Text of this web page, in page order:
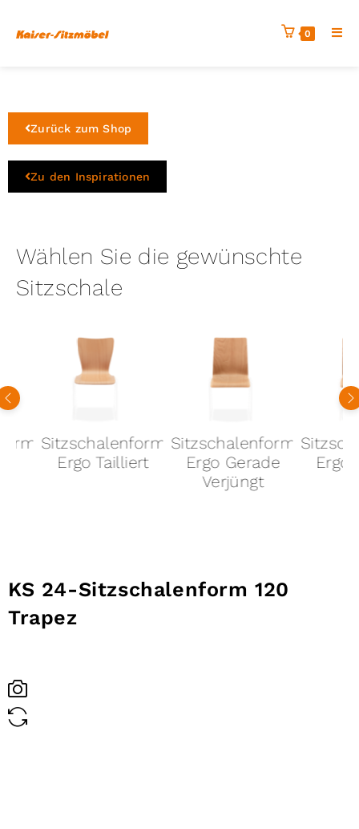
0
Zurück zum Shop
Zu den Inspirationen
Wählen Sie die gewünschte
Sitzschale
Tailliert
Sitzschalenform
Ergo Gerade
Sitzschalenform
Ergo Gerade
KS 24-Sitzschalenform 120
Trapez